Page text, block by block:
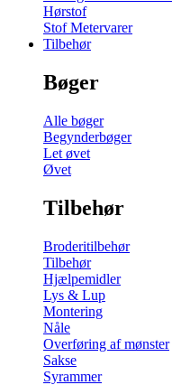
Hørstof
Stof Metervarer
Tilbehør
Bøger
Alle bøger
Begynderbøger
Let øvet
Øvet
Tilbehør
Broderitilbehør
Tilbehør
Hjælpemidler
Lys & Lup
Montering
Nåle
Overføring af mønster
Sakse
Syrammer